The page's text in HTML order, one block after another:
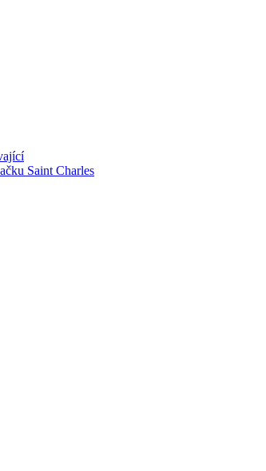
Saint Charles